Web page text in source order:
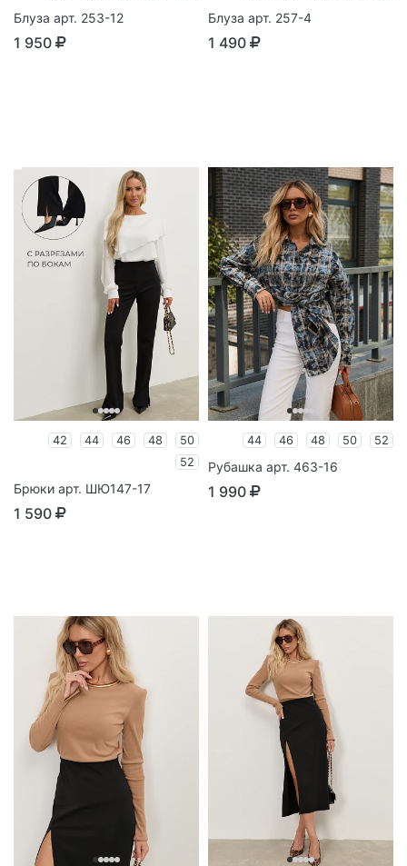
Блуза арт. 253-12
1 950
Блуза арт. 257-4
1 490
42 44 46 48
50
52
Брюки арт. ШЮ147-17
1 590
44 46 48 50 52
Рубашка арт. 463-16
1 990